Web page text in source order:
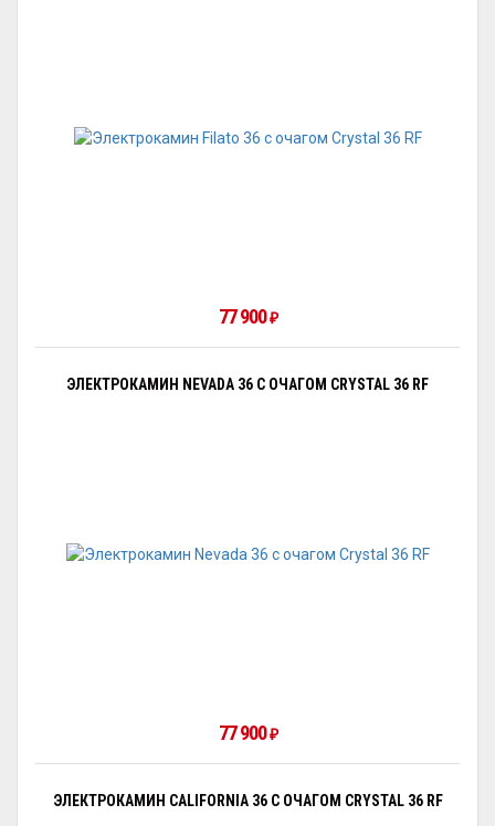
77 900₽
ЭЛЕКТРОКАМИН NEVADA 36 С ОЧАГОМ CRYSTAL 36 RF
77 900₽
ЭЛЕКТРОКАМИН CALIFORNIA 36 С ОЧАГОМ CRYSTAL 36 RF